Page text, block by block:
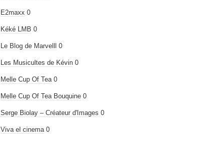
E2maxx 0
Kéké LMB 0
Le Blog de Marvelll 0
Les Musicultes de Kévin 0
Melle Cup Of Tea 0
Melle Cup Of Tea Bouquine 0
Serge Biolay – Créateur d'Images 0
Viva el cinema 0